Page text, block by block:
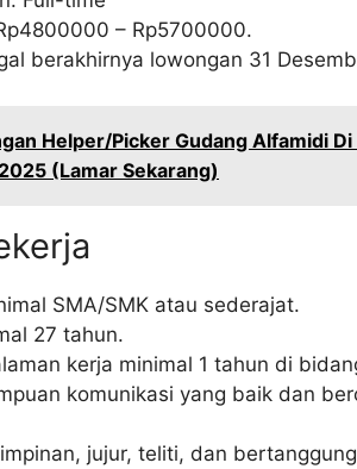
4800000 – Rp5700000.
berakhirnya lowongan 31
Helper/Picker Gudang Alfamidi
(Lamar Sekarang)
SMA/SMK atau sederajat.
27 tahun.
kerja minimal 1 tahun di
komunikasi yang baik dan
jujur, teliti, dan